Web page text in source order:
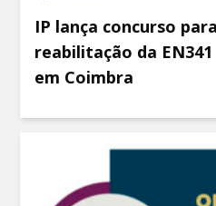
IP lança concurso
reabilitação da
em Coimbra